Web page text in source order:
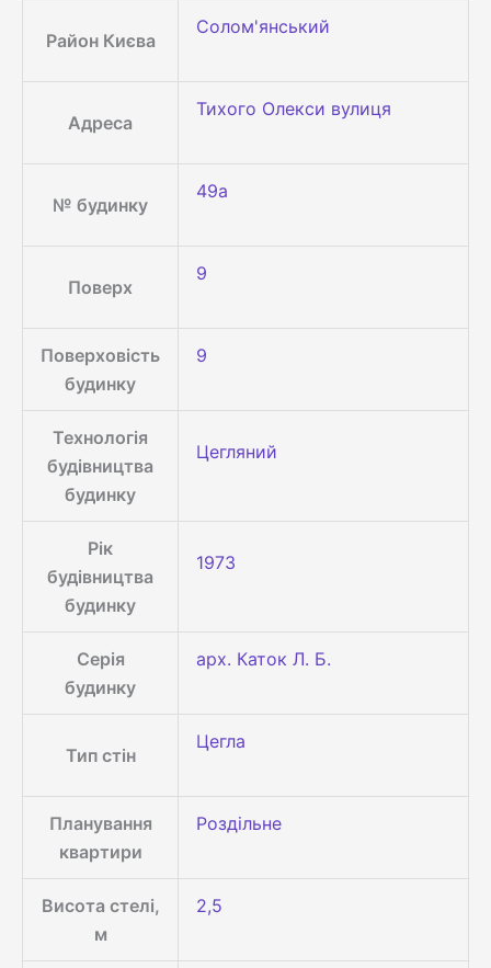
Район Києва
Солом'янський
Адреса
Тихого Олекси вулиця
№ будинку
49а
Поверх
9
Поверховість
будинку
9
Технологія
будівництва
будинку
Цегляний
Рік
будівництва
будинку
1973
Серія
будинку
арх. Каток Л. Б.
Тип стін
Цегла
Планування
квартири
Роздільне
Висота стелі,
м
2,5